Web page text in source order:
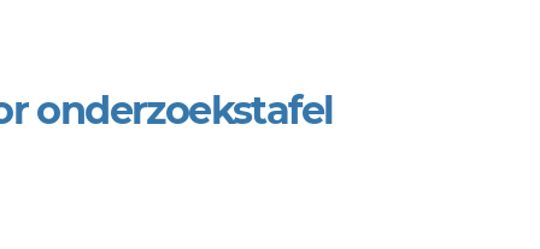
onderzoekstafel